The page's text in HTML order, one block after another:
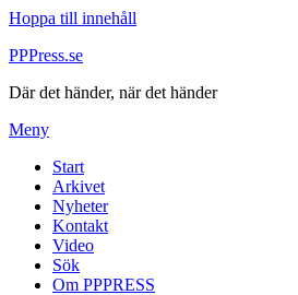
Hoppa till innehåll
PPPress.se
Där det händer, när det händer
Meny
Start
Arkivet
Nyheter
Kontakt
Video
Sök
Om PPPRESS